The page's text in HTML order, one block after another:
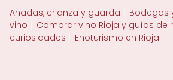
Añadas, crianza y guarda Bodegas
vino
Comprar vino Rioja y guías de
curiosidades
Enoturismo en Rioja